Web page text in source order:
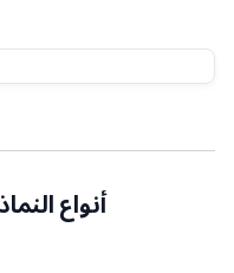
أنواع